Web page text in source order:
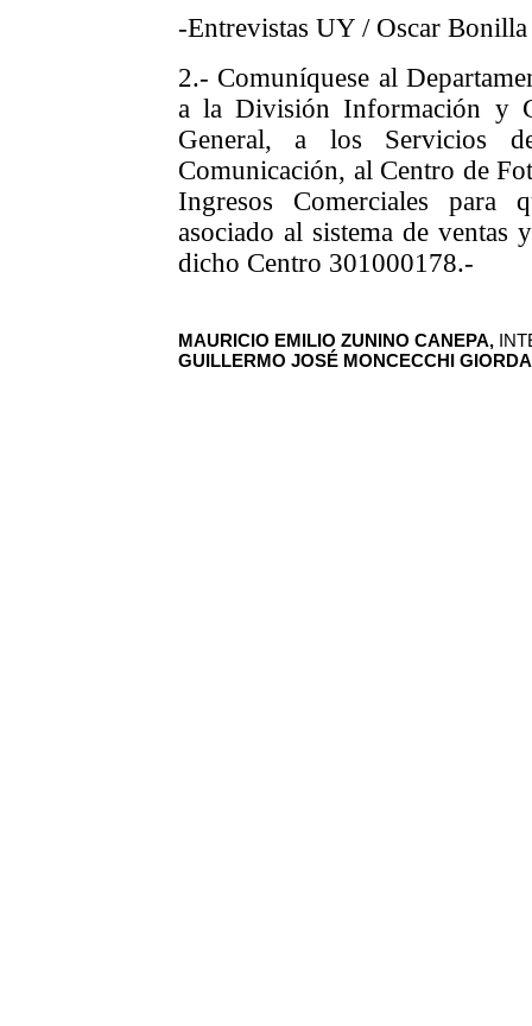
-Entrevistas UY / Oscar Bonilla
2.- Comuníquese al
a la División Información y
General, a los Servicios
Comunicación, al Centro de
Ingresos Comerciales para
asociado al sistema de ventas
dicho Centro 301000178.-
MAURICIO EMILIO ZUNINO CANEPA,
GUILLERMO JOSÉ MONCECCHI